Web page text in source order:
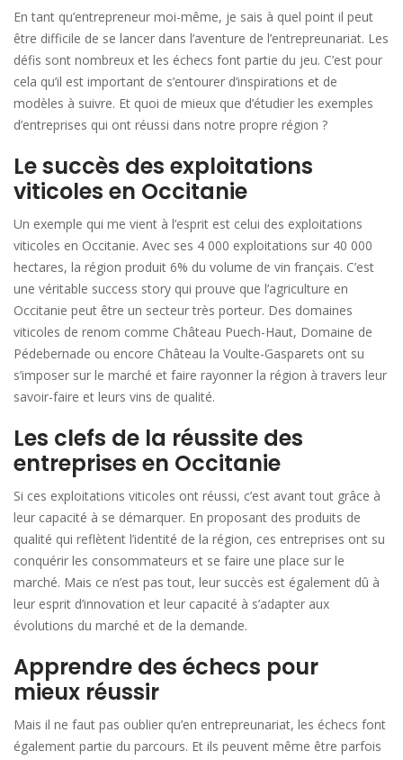
En tant qu’entrepreneur moi-même, je sais à quel point il peut
être difficile de se lancer dans l’aventure de l’entrepreunariat. Les
défis sont nombreux et les échecs font partie du jeu. C’est pour
cela qu’il est important de s’entourer d’inspirations et de
modèles à suivre. Et quoi de mieux que d’étudier les exemples
d’entreprises qui ont réussi dans notre propre région ?
Le succès des exploitations
viticoles en Occitanie
Un exemple qui me vient à l’esprit est celui des exploitations
viticoles en Occitanie. Avec ses 4 000 exploitations sur 40 000
hectares, la région produit 6% du volume de vin français. C’est
une véritable success story qui prouve que l’agriculture en
Occitanie peut être un secteur très porteur. Des domaines
viticoles de renom comme Château Puech-Haut, Domaine de
Pédebernade ou encore Château la Voulte-Gasparets ont su
s’imposer sur le marché et faire rayonner la région à travers leur
savoir-faire et leurs vins de qualité.
Les clefs de la réussite des
entreprises en Occitanie
Si ces exploitations viticoles ont réussi, c’est avant tout grâce à
leur capacité à se démarquer. En proposant des produits de
qualité qui reflètent l’identité de la région, ces entreprises ont su
conquérir les consommateurs et se faire une place sur le
marché. Mais ce n’est pas tout, leur succès est également dû à
leur esprit d’innovation et leur capacité à s’adapter aux
évolutions du marché et de la demande.
Apprendre des échecs pour
mieux réussir
Mais il ne faut pas oublier qu’en entrepreunariat, les échecs font
également partie du parcours. Et ils peuvent même être parfois